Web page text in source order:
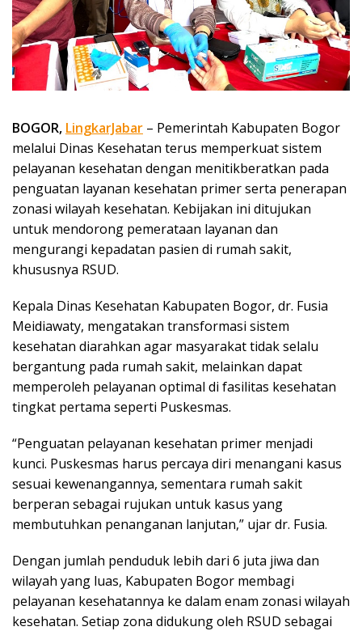
BOGOR, LingkarJabar – Pemerintah Kabupaten Bogor
melalui Dinas Kesehatan terus memperkuat sistem
pelayanan kesehatan dengan menitikberatkan pada
penguatan layanan kesehatan primer serta penerapan
zonasi wilayah kesehatan. Kebijakan ini ditujukan
untuk mendorong pemerataan layanan dan
mengurangi kepadatan pasien di rumah sakit,
khususnya RSUD.
Kepala Dinas Kesehatan Kabupaten Bogor, dr. Fusia
Meidiawaty, mengatakan transformasi sistem
kesehatan diarahkan agar masyarakat tidak selalu
bergantung pada rumah sakit, melainkan dapat
memperoleh pelayanan optimal di fasilitas kesehatan
tingkat pertama seperti Puskesmas.
“Penguatan pelayanan kesehatan primer menjadi
kunci. Puskesmas harus percaya diri menangani kasus
sesuai kewenangannya, sementara rumah sakit
berperan sebagai rujukan untuk kasus yang
membutuhkan penanganan lanjutan,” ujar dr. Fusia.
Dengan jumlah penduduk lebih dari 6 juta jiwa dan
wilayah yang luas, Kabupaten Bogor membagi
pelayanan kesehatannya ke dalam enam zonasi wilayah
kesehatan. Setiap zona didukung oleh RSUD sebagai